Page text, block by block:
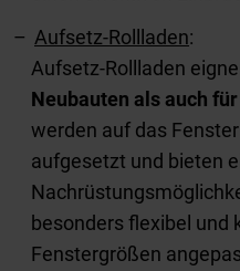
Aufsetz-Rollladen:
Aufsetz-Rollladen
Neubauten als auch
werden auf das
aufgesetzt und bieten
besonders flexibel und
Fenstergrößen